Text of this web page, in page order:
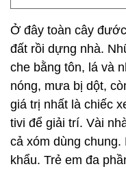
Ở đây toàn cây
đất rồi dựng nhà.
che bằng tôn, lá và
nóng, mưa bị dột,
giá trị nhất là chiếc
tivi để giải trí. Vài
cả xóm dùng
khẩu. Trẻ em đa